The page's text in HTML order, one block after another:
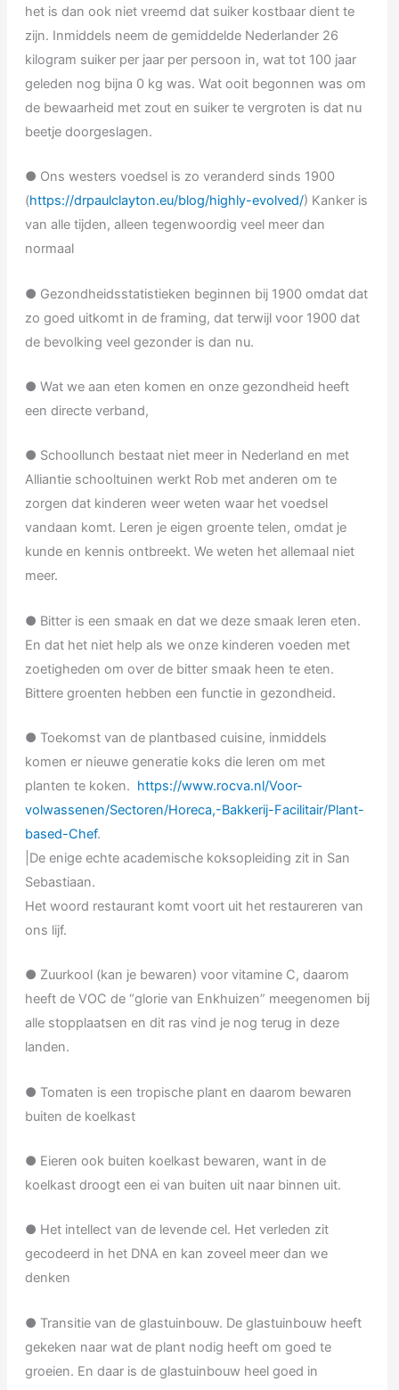
het is dan ook niet vreemd dat suiker kostbaar dient te
zijn. Inmiddels neem de gemiddelde Nederlander 26
kilogram suiker per jaar per persoon in, wat tot 100 jaar
geleden nog bijna 0 kg was. Wat ooit begonnen was om
de bewaarheid met zout en suiker te vergroten is dat nu
beetje doorgeslagen.
● Ons westers voedsel is zo veranderd sinds 1900
(https://drpaulclayton.eu/blog/highly-evolved/) Kanker is
van alle tijden, alleen tegenwoordig veel meer dan
normaal
● Gezondheidsstatistieken beginnen bij 1900 omdat dat
zo goed uitkomt in de framing, dat terwijl voor 1900 dat
de bevolking veel gezonder is dan nu.
● Wat we aan eten komen en onze gezondheid heeft
een directe verband,
● Schoollunch bestaat niet meer in Nederland en met
Alliantie schooltuinen werkt Rob met anderen om te
zorgen dat kinderen weer weten waar het voedsel
vandaan komt. Leren je eigen groente telen, omdat je
kunde en kennis ontbreekt. We weten het allemaal niet
meer.
● Bitter is een smaak en dat we deze smaak leren eten.
En dat het niet help als we onze kinderen voeden met
zoetigheden om over de bitter smaak heen te eten.
Bittere groenten hebben een functie in gezondheid.
● Toekomst van de plantbased cuisine, inmiddels
komen er nieuwe generatie koks die leren om met
planten te koken. https://www.rocva.nl/Voor-
volwassenen/Sectoren/Horeca,-Bakkerij-Facilitair/Plant-
based-Chef.
|De enige echte academische koksopleiding zit in San
Sebastiaan.
Het woord restaurant komt voort uit het restaureren van
ons lijf.
● Zuurkool (kan je bewaren) voor vitamine C, daarom
heeft de VOC de “glorie van Enkhuizen” meegenomen bij
alle stopplaatsen en dit ras vind je nog terug in deze
landen.
● Tomaten is een tropische plant en daarom bewaren
buiten de koelkast
● Eieren ook buiten koelkast bewaren, want in de
koelkast droogt een ei van buiten uit naar binnen uit.
● Het intellect van de levende cel. Het verleden zit
gecodeerd in het DNA en kan zoveel meer dan we
denken
● Transitie van de glastuinbouw. De glastuinbouw heeft
gekeken naar wat de plant nodig heeft om goed te
groeien. En daar is de glastuinbouw heel goed in